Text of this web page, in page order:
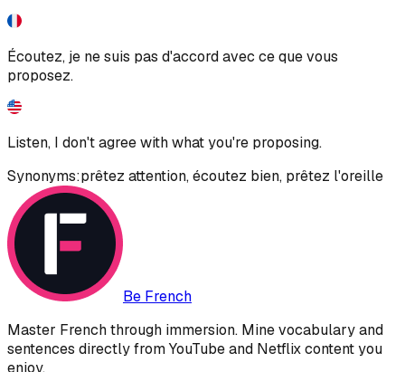
Écoutez, je ne suis pas d'accord avec ce que vous
proposez.
Listen, I don't agree with what you're proposing.
Synonyms:prêtez attention,écoutez bien, prêtez l'oreille
Be French
Master French through immersion. Mine vocabulary and
sentences directly from YouTube and Netflix content you
enjoy.